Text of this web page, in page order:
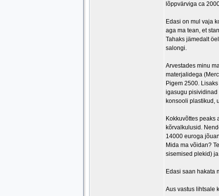
lõppvärviga ca
Edasi on mul vaja
aga ma tean, et
Tahaks jämedalt
salongi.
Arvestades minu
materjalidega
Pigem 2500.
igasugu pisividinad
konsooli plastikud,
Kokkuvõttes peaks
kõrvalkulusid.
14000 euroga
Mida ma võidan?
sisemised plekid)
Edasi saan hakata
Aus vastus lihtsale